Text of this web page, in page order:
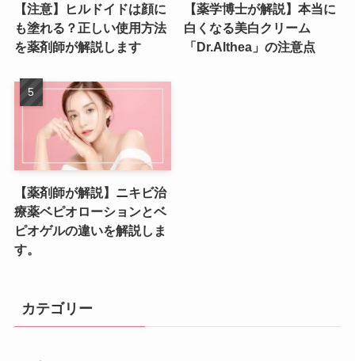
【注意】ヒルドイドは顔に
も塗れる？正しい使用方法
を薬剤師が解説します
【薬学博士が解説】本当に
白くなる美白クリーム
「Dr.Althea」の注意点
【薬剤師が解説】ニキビ治
療薬ベピオローションとベ
ピオゲルの違いを解説しま
す。
カテゴリー